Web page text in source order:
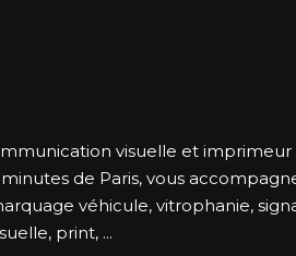
visuelle et imprimeur
de Paris, vous
véhicule, vitrophanie,
print, ...